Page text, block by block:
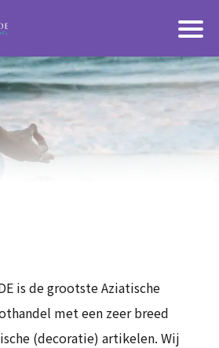
is de grootste Aziatische
met een zeer breed
(decoratie) artikelen. Wij